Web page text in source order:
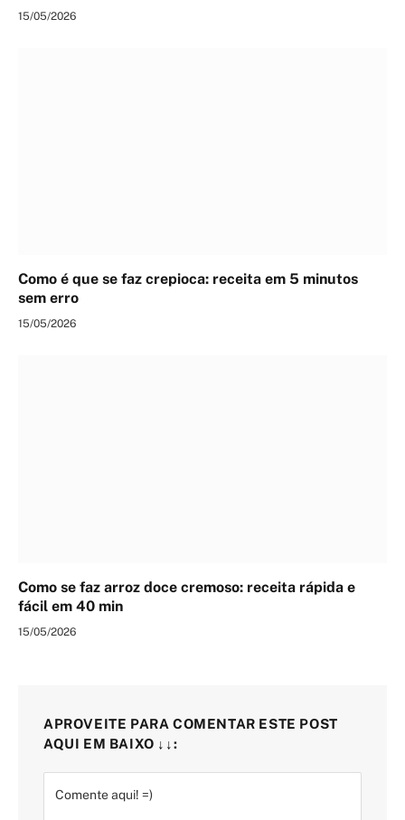
15/05/2026
Como é que se faz crepioca: receita em 5 minutos
sem erro
15/05/2026
Como se faz arroz doce cremoso: receita rápida e
fácil em 40 min
15/05/2026
APROVEITE PARA COMENTAR ESTE POST
AQUI EM BAIXO ↓↓: